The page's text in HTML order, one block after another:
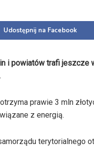
Udostępnij na Facebook
i powiatów trafi jeszcze
prawie 3 mln
z energią.
terytorialnego